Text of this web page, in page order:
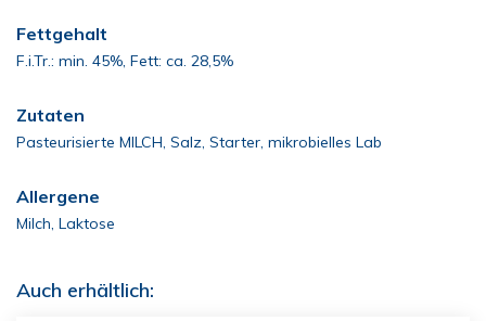
Fettgehalt
F.i.Tr.: min. 45%, Fett: ca. 28,5%
Zutaten
Pasteurisierte MILCH, Salz, Starter, mikrobielles Lab
Allergene
Milch, Laktose
Auch erhältlich: